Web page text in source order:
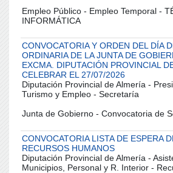
Empleo Público - Empleo Temporal -
INFORMÁTICA
CONVOCATORIA Y ORDEN DEL DÍA
ORDINARIA DE LA JUNTA DE
EXCMA. DIPUTACIÓN PROVINCIAL
CELEBRAR EL 27/07/2026
Diputación Provincial de Almería -
Turismo y Empleo - Secretaría
Junta de Gobierno - Convocatoria de
CONVOCATORIA LISTA DE ESPERA
RECURSOS HUMANOS
Diputación Provincial de Almería -
Municipios, Personal y R. Interior -